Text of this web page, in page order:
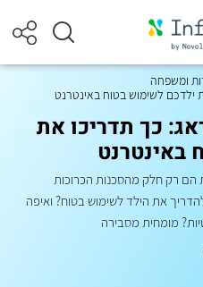
ומשפחה
ילדכם לשימוש בטוח באינטרנט
כך תדריכו את
באינטרנט
הם רק חלק מהסכנות הכרוכות
את הילד לשימוש בטוח? ואיפה
מומחית מסבירה